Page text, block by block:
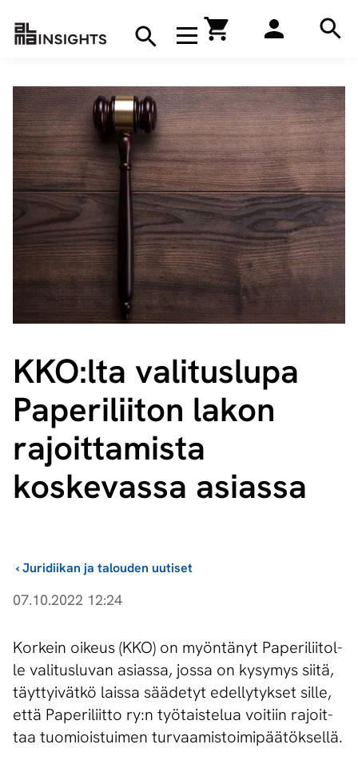
Avaa navigaatio
Hae
KKO:lta valituslupa
Paperiliiton lakon
rajoittamista
koskevassa asiassa
Juridiikan ja talouden uutiset
›
07.10.2022 12:24
Kor­kein oi­keus (KKO) on myön­tä­nyt Pa­pe­ri­lii­tol­
le va­li­tus­lu­van asias­sa, jos­sa on ky­sy­mys sii­tä,
täyt­tyi­vät­kö lais­sa sää­de­tyt edel­ly­tyk­set sil­le,
että Pa­pe­ri­liit­to ry:n työ­tais­te­lua voi­tiin ra­joit­
taa tuo­miois­tui­men tur­vaa­mis­toi­mi­pää­tök­sel­lä.